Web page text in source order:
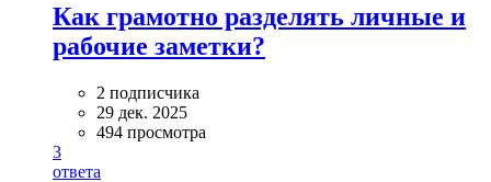
Как грамотно разделять личные и
рабочие заметки?
2 подписчика
29 дек. 2025
494 просмотра
3
ответа